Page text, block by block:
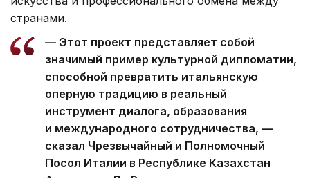
странами.
— Этот проект представляет собой
значимый пример культурной дипломатии,
способной превратить итальянскую
оперную традицию в реальный
инструмент диалога, образования
и международного сотрудничества, —
сказал Чрезвычайный и Полномочный
Посол Италии в Республике Казахстан